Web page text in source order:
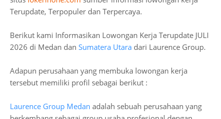
Terupdate, Terpopuler dan Terpercaya.
Berikut kami Informasikan Lowongan Kerja Terupdate JULI
2026 di Medan dan Sumatera Utara dari Laurence Group.
Adapun perusahaan yang membuka lowongan kerja
tersebut memiliki profil sebagai berikut :
Laurence Group Medan adalah sebuah perusahaan yang